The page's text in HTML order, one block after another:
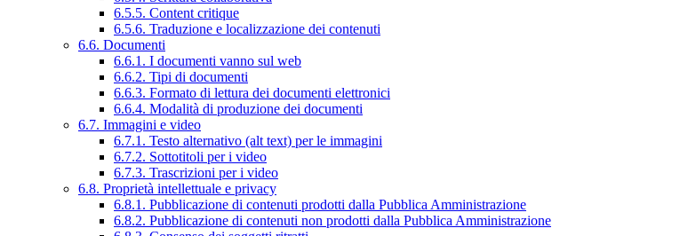
6.5.5. Content critique
6.5.6. Traduzione e localizzazione dei contenuti
6.6. Documenti
6.6.1. I documenti vanno sul web
6.6.2. Tipi di documenti
6.6.3. Formato di lettura dei documenti elettronici
6.6.4. Modalità di produzione dei documenti
6.7. Immagini e video
6.7.1. Testo alternativo (alt text) per le immagini
6.7.2. Sottotitoli per i video
6.7.3. Trascrizioni per i video
6.8. Proprietà intellettuale e privacy
6.8.1. Pubblicazione di contenuti prodotti dalla Pubblica Amministrazione
6.8.2. Pubblicazione di contenuti non prodotti dalla Pubblica Amministrazione